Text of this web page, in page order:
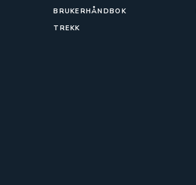
BRUKERHÅNDBOK
TREKK